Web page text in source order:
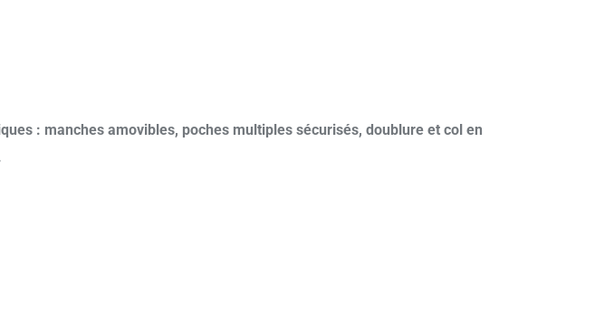
: manches amovibles, poches multiples sécurisés, doublure et col en